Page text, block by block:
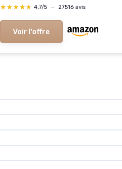
★★★★★
★★★★★ 4,7/5 — 27516 avis
Voir l'offre